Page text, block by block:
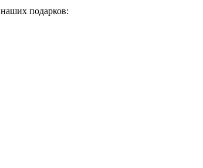
наших подарков: